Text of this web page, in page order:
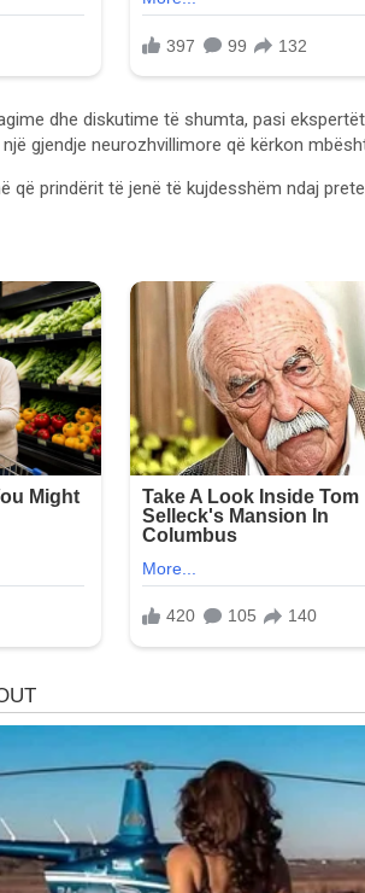
dhe diskutime të shumta, pasi
gjendje neurozhvillimore që kërkon
që prindërit të jenë të kujdesshëm ndaj